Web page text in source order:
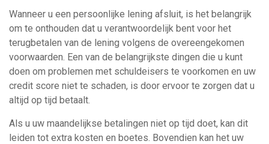
Wanneer u een persoonlijke lening afsluit, is het belangrijk
om te onthouden dat u verantwoordelijk bent voor het
terugbetalen van de lening volgens de overeengekomen
voorwaarden. Een van de belangrijkste dingen die u kunt
doen om problemen met schuldeisers te voorkomen en uw
credit score niet te schaden, is door ervoor te zorgen dat u
altijd op tijd betaalt.
Als u uw maandelijkse betalingen niet op tijd doet, kan dit
leiden tot extra kosten en boetes. Bovendien kan het uw